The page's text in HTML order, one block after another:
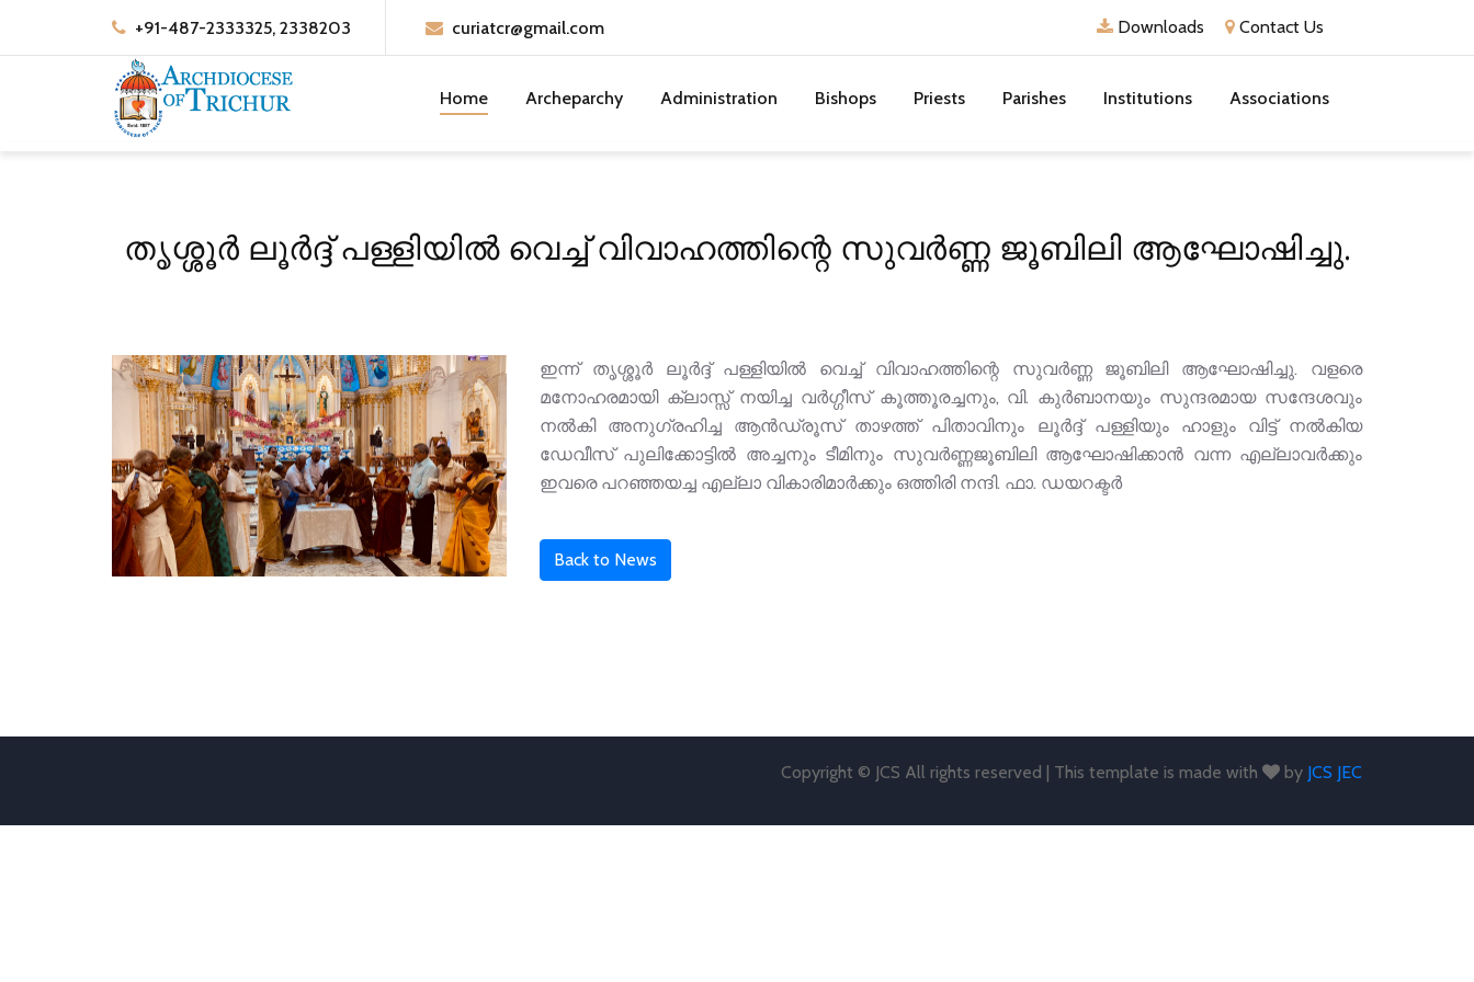
+91-487-2333325, 2338203 curiatcr@gmail.com Downloads Contact Us
Home Archeparchy Administration Bishops Priests Parishes Institutions Associations
തൃശ്ശൂർ ലൂർദ്ദ് പള്ളിയിൽ വെച്ച് വിവാഹത്തിന്റെ സുവർണ്ണ ജൂബിലി ആഘോഷിച്ചു.
ഇന്ന് തൃശ്ശൂർ ലൂർദ്ദ് പള്ളിയിൽ വെച്ച് വിവാഹത്തിന്റെ സുവർണ്ണ ജൂബിലി ആഘോഷിച്ചു. വളരെ
മനോഹരമായി ക്ലാസ്സ് നയിച്ച വർഗ്ഗീസ് കൂത്തൂരച്ചനും, വി. കുർബാനയും സുന്ദരമായ സന്ദേശവും
നൽകി അനുഗ്രഹിച്ച ആൻഡ്രൂസ് താഴത്ത് പിതാവിനും ലൂർദ്ദ് പള്ളിയും ഹാളും വിട്ട് നൽകിയ
ഡേവീസ് പുലിക്കോട്ടിൽ അച്ചനും ടീമിനും സുവർണ്ണജൂബിലി ആഘോഷിക്കാൻ വന്ന എല്ലാവർക്കും
ഇവരെ പറഞ്ഞയച്ച എല്ലാ വികാരിമാർക്കും ഒത്തിരി നന്ദി. ഫാ. ഡയറക്ടർ
Back to News
Copyright © JCS All rights reserved | This template is made with by JCS JEC